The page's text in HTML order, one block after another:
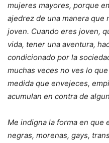
mujeres mayores, porque
ajedrez de una manera que
joven. Cuando eres joven,
vida, tener una aventura,
condicionado por la
muchas veces no ves lo
medida que envejeces,
acumulan en contra de
Me indigna la forma en que
negras, morenas, gays,